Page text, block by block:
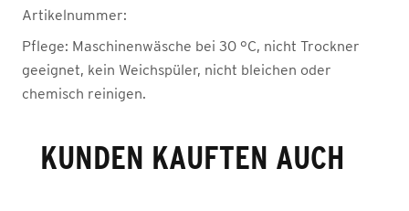
Artikelnummer:
Pflege: Maschinenwäsche bei 30 °C, nicht Trockner
geeignet, kein Weichspüler, nicht bleichen oder
chemisch reinigen.
KUNDEN KAUFTEN AUCH